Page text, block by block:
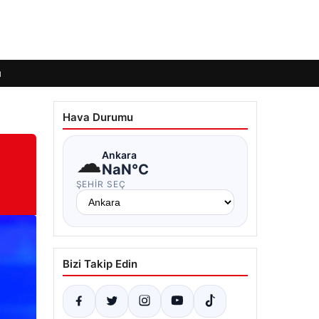
Hava Durumu
☁Ankara
NaN°C
ŞEHIR SEÇ
Bizi Takip Edin